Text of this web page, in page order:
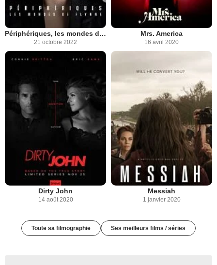
Périphériques, les mondes de Flynne
21 octobre 2022
Mrs. America
16 avril 2020
Dirty John
14 août 2020
Messiah
1 janvier 2020
Toute sa filmographie Ses meilleurs films / séries